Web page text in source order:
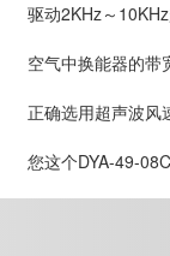
驱动2KHz～
空气中换能器的带
正确选用超声波
您这个DYA-49-